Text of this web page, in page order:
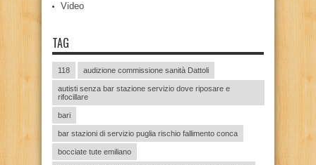
Video
TAG
118 audizione commissione sanità Dattoli
autisti senza bar stazione servizio dove riposare e
rifocillare
bari
bar stazioni di servizio puglia rischio fallimento conca
bocciate tute emiliano